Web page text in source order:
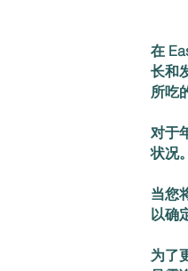
在
长和
所吃
对于
状况。
当您
以确
为了